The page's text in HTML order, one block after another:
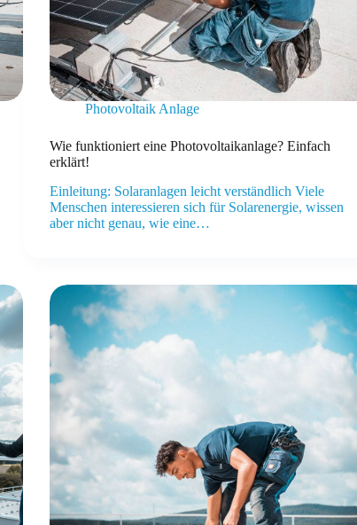
Photovoltaik Anlage
Wie funktioniert eine Photovoltaikanlage? Einfach
erklärt!
Einleitung: Solaranlagen leicht verständlich Viele
Menschen interessieren sich für Solarenergie, wissen
aber nicht genau, wie eine…